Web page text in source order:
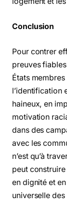
Conclusion
Pour contrer
preuves
États
l’identification
haineux, en
motivation
dans des
avec les
n’est qu’à
peut
en dignité et
universelle des